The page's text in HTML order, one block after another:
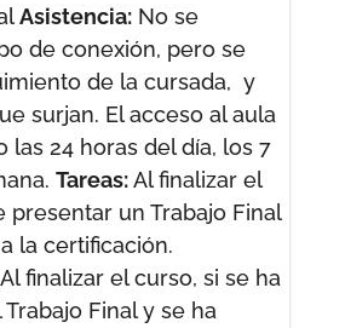
Asistencia:No se
de conexión, pero se
de la cursada, y
surjan. El acceso al aula
las 24 horas del día, los 7
Tareas:Al finalizar el
presentar un Trabajo Final
la certificación.
finalizar el curso, si se ha
Final y se ha